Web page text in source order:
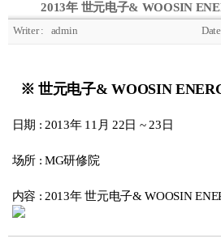
2013年 世元电子& WOOSIN
Writer : admin
※ 世元电子& WOOSIN
日期 : 2013年 11月 22日 ~ 23日
场所 : MG研修院
内容 : 2013年 世元电子& WOOSIN